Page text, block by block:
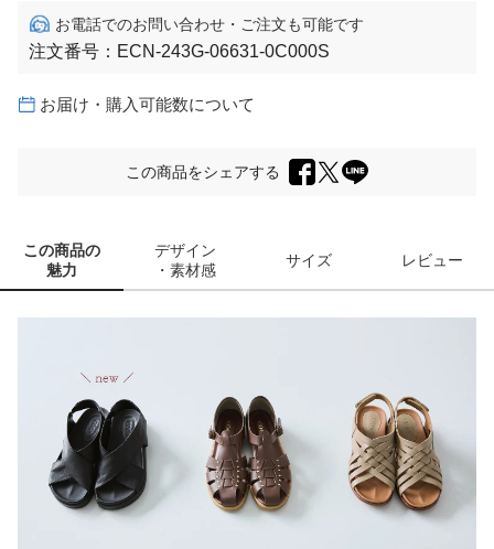
お電話でのお問い合わせ・ご注文も可能です
注文番号： ECN-243G-06631-0C000S
お届け・購入可能数について
この商品をシェアする
この商品の
魅力
デザイン
・素材感
サイズ レビュー